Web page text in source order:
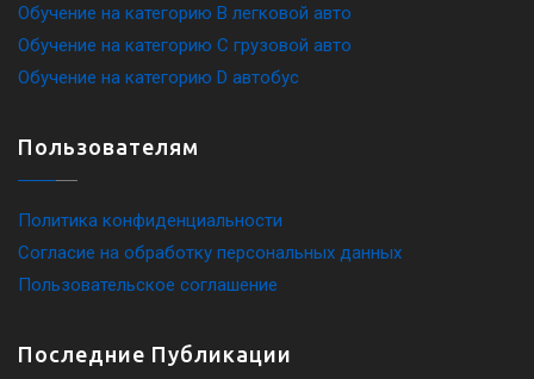
Обучение на категорию B легковой авто
Обучение на категорию C грузовой авто
Обучение на категорию D автобус
Пользователям
Политика конфиденциальности
Согласие на обработку персональных данных
Пользовательское соглашение
Последние Публикации